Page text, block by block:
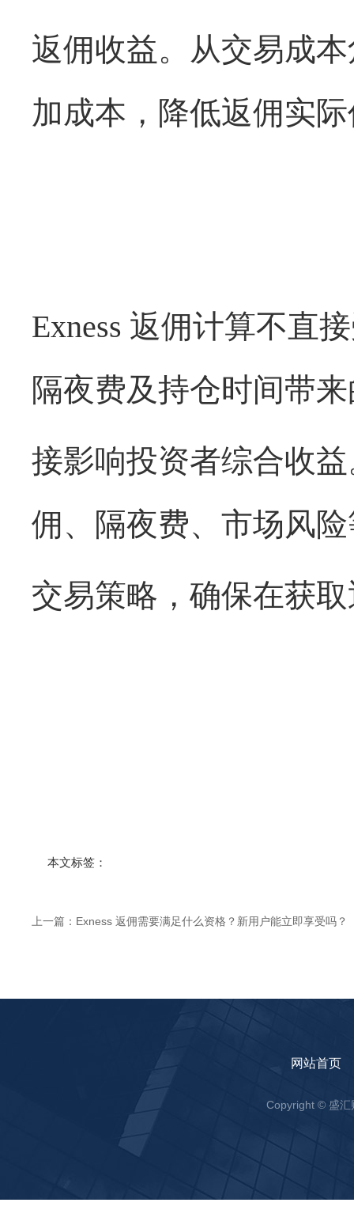
返佣收益。从交易成
加成本，降低返佣实
Exness 返佣计算不直
隔夜费及持仓时间带
接影响投资者综合收
佣、隔夜费、市场风
交易策略，确保在获
本文标签：
上一篇： Exness 返佣需要满足什么资格？新用户能立即享受吗？
网站首页
Copyright © 盛